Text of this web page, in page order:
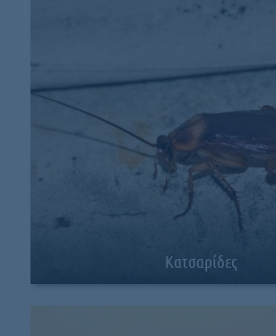
Κατσαρίδες